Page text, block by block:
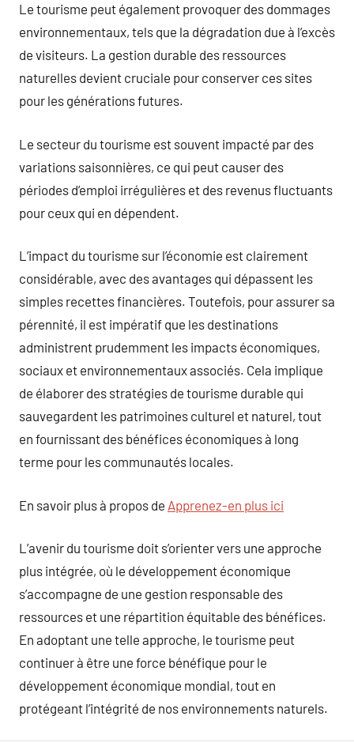
Le tourisme peut également provoquer des dommages
environnementaux, tels que la dégradation due à l’excès
de visiteurs. La gestion durable des ressources
naturelles devient cruciale pour conserver ces sites
pour les générations futures.
Le secteur du tourisme est souvent impacté par des
variations saisonnières, ce qui peut causer des
périodes d’emploi irrégulières et des revenus fluctuants
pour ceux qui en dépendent.
L’impact du tourisme sur l’économie est clairement
considérable, avec des avantages qui dépassent les
simples recettes financières. Toutefois, pour assurer sa
pérennité, il est impératif que les destinations
administrent prudemment les impacts économiques,
sociaux et environnementaux associés. Cela implique
de élaborer des stratégies de tourisme durable qui
sauvegardent les patrimoines culturel et naturel, tout
en fournissant des bénéfices économiques à long
terme pour les communautés locales.
En savoir plus à propos de Apprenez-en plus ici
L’avenir du tourisme doit s’orienter vers une approche
plus intégrée, où le développement économique
s’accompagne de une gestion responsable des
ressources et une répartition équitable des bénéfices.
En adoptant une telle approche, le tourisme peut
continuer à être une force bénéfique pour le
développement économique mondial, tout en
protégeant l’intégrité de nos environnements naturels.